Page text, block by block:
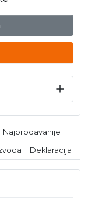
Najprodavanije
Deklaracija